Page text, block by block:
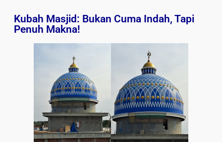
Kubah Masjid: Bukan Cuma Indah, Tapi
Penuh Makna!